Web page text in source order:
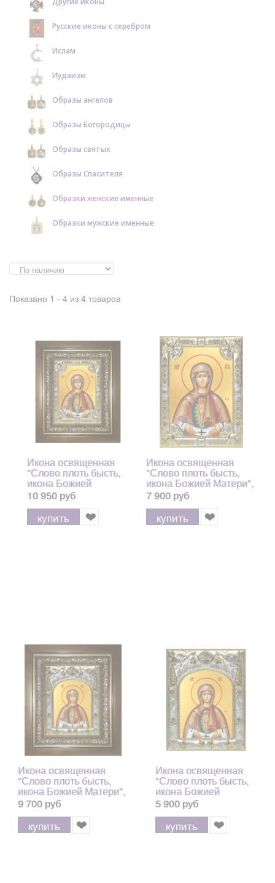
Русские иконы с серебром
Ислам
Иудаизм
Образы ангелов
Образы Богородицы
Образы святых
Образы Спасителя
Образки женские именные
Образки мужские именные
Показано 1 - 4 из 4 товаров
Икона освященная
"Слово плоть бысть,
икона Божией
Матери", в киоте
24x30 см
10 950 руб
купить
Икона освященная
"Слово плоть бысть,
икона Божией Матери",
18x24 см, со стразами
7 900 руб
купить
Икона освященная
"Слово плоть бысть,
икона Божией Матери",
в киоте 20x24 см
9 700 руб
купить
Икона освященная
"Слово плоть бысть,
икона Божией
Матери", 14x18 см
5 900 руб
купить